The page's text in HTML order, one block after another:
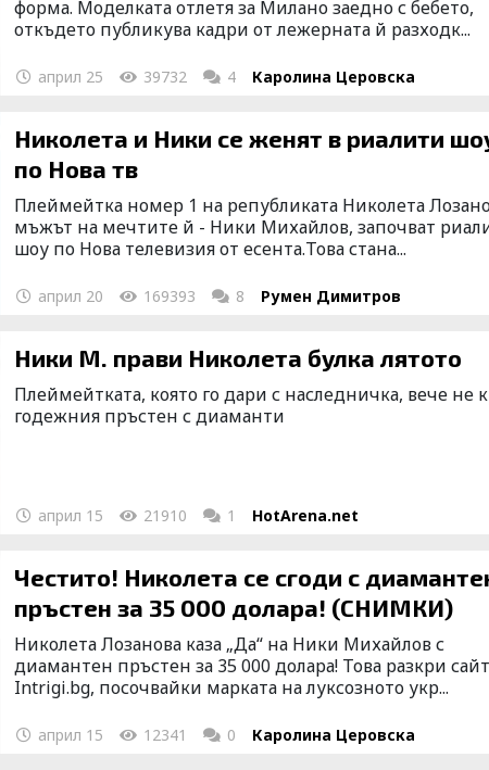
форма. Моделката отлетя за Милано заедно с бебето,
откъдето публикува кадри от лежерната й разходк...
април 25 39732 4 Каролина Церовска
Николета и Ники се женят в риалити шоу
по Нова тв
Плеймейтка номер 1 на републиката Николета
мъжът на мечтите й - Ники Михайлов, започват
шоу по Нова телевизия от есента.Това стана...
април 20 169393 8 Румен Димитров
Ники М. прави Николета булка лятото
Плеймейтката, която го дари с наследничка, вече не
годежния пръстен с диаманти
април 15 21910 1 HotArena.net
Честито! Николета се сгоди с
пръстен за 35 000 долара! (СНИМКИ)
Николета Лозанова каза „Да“ на Ники Михайлов с
диамантен пръстен за 35 000 долара! Това разкри
Intrigi.bg, посочвайки марката на луксозното укр...
април 15 12341 0 Каролина Церовска